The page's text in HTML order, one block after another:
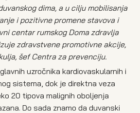
dima, a u cilju mobilisanja
i pozitivne promene stavova i
centar rumskog Doma zdravlja
zdravstvene promotivne akcije,
šef Centra za prevenciju.
uzročnika kardiovaskularnih i
sistema, dok je direktna veza
20 tipova malignih oboljenja
Do sada znamo da duvanski